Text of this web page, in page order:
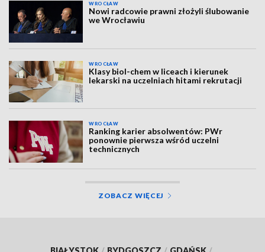
WROCŁAW
Nowi radcowie prawni złożyli ślubowanie
we Wrocławiu
WROCŁAW
Klasy biol-chem w liceach i kierunek
lekarski na uczelniach hitami rekrutacji
WROCŁAW
Ranking karier absolwentów: PWr
ponownie pierwsza wśród uczelni
technicznych
ZOBACZ WIĘCEJ